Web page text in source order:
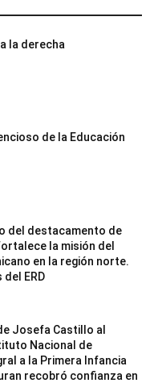
la derecha
de la Educación
del destacamento de
la misión del
en la región norte.
ERD
Josefa Castillo al
Nacional de
a la Primera Infancia
recobró confianza en